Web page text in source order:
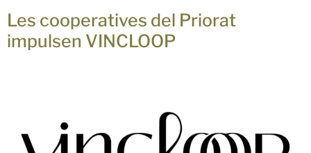
Les cooperatives del Priorat
impulsen VINCLOOP